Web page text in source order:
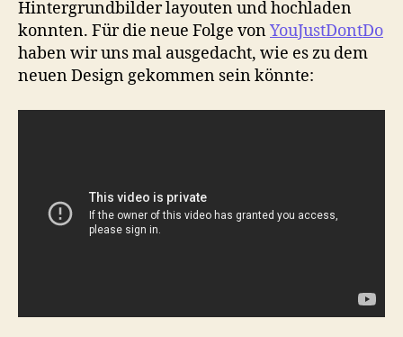
Hintergrundbilder layouten und hochladen
konnten. Für die neue Folge vonYouJustDontDo
haben wir uns mal ausgedacht, wie es zu dem
neuen Design gekommen sein könnte: